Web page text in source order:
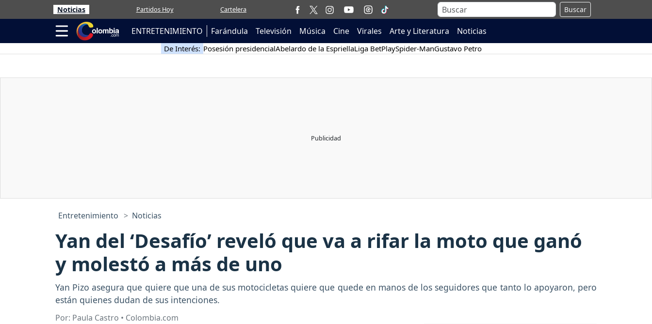
Noticias Partidos Hoy Cartelera Buscar
ENTRETENIMIENTO Farándula Televisión Música Cine Virales Arte y Literatura Noticias
De Interés: Posesión presidencialAbelardo de la EspriellaLiga BetPlaySpider-ManGustavo Petro
Entretenimiento Noticias
Yan del ‘Desafío’ reveló que va a rifar la moto que ganó
y molestó a más de uno
Yan Pizo asegura que quiere que una de sus motocicletas quiere que quede en manos de los seguidores que tanto lo apoyaron, pero
están quienes dudan de sus intenciones.
Por: Paula Castro • Colombia.com